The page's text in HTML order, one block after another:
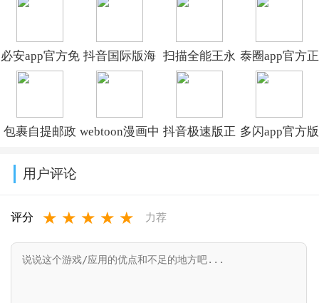
易)v3.18.4 新版v3.18.4
必安app官方免
费下载安装
v3.18.4
抖音国际版海
外版下载
扫描全能王永
久免费版
泰圈app官方正
版下载v1.0.3
包裹自提邮政
通)v3.1.3.7
webtoon漫画中 抖音极速版正
v39.9.0_39900300
多闪app官方版
用户评论
评分 ★ ★ ★ ★ ★ 力荐